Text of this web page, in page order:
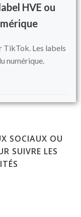
HVE ou
TikTok. Les labels
numérique.
SOCIAUX OU
SUIVRE LES